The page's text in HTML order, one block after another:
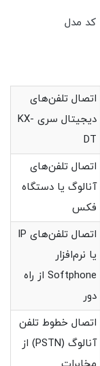
مدل
اتصال تلفن‌های
دیجیتال سری KX-
DT
اتصال تلفن‌های
آنالوگ یا دستگاه
فکس
اتصال تلفن‌های IP
یا نرم‌افزار
Softphone از راه
دور
اتصال خطوط تلفن
آنالوگ (PSTN) از